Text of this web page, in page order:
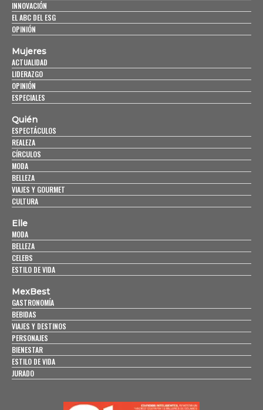
INNOVACIÓN
EL ABC DEL ESG
OPINIÓN
Mujeres
ACTUALIDAD
LIDERAZGO
OPINIÓN
ESPECIALES
Quién
ESPECTÁCULOS
REALEZA
CÍRCULOS
MODA
BELLEZA
VIAJES Y GOURMET
CULTURA
Elle
MODA
BELLEZA
CELEBS
ESTILO DE VIDA
MexBest
GASTRONOMÍA
BEBIDAS
VIAJES Y DESTINOS
PERSONAJES
BIENESTAR
ESTILO DE VIDA
JURADO